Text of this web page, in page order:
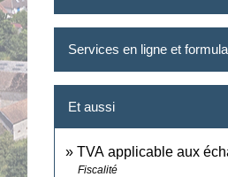
Services en ligne et
Et aussi
TVA applicable aux
Fiscalité